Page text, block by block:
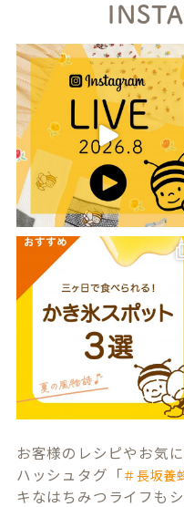
お客様のレシピやお気
ハッシュタグ「＃長坂養
キなはちみつライフも